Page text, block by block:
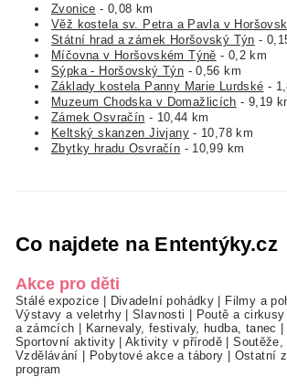
Zvonice - 0,08 km
Věž kostela sv. Petra a Pavla v
Státní hrad a zámek Horšovský Týn -
Míčovna v Horšovském Týně - 0,2 km
Sýpka - Horšovský Týn - 0,56 km
Základy kostela Panny Marie Lurdské -
Muzeum Chodska v Domažlicích - 9,19
Zámek Osvračín - 10,44 km
Keltský skanzen Jivjany- 10,78 km
Zbytky hradu Osvračín - 10,99 km
Co najdete na Ententýky.cz
Akce pro děti
Stálé expozice Divadelní pohádky Filmy a
Výstavy a veletrhy|Slavnosti Poutě a cirkusy
a zámcích
Karnevaly, festivaly, hudba, tanec
Sportovní aktivity|Aktivity v přírodě |Soutěže,
Vzdělávání
Pobytové akce a tábory Ostatní
program